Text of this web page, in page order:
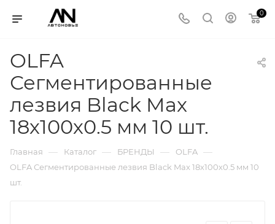
0
OLFA
Сегментированные
лезвия Black Max
18х100х0.5 мм 10 шт.
Главная — Каталог — БРЕНДЫ — OLFA —
OLFA Сегментированные лезвия Black Max 18х100х0.5 мм 10
шт.